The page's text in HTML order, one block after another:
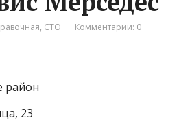
, СТО Комментарии: 0
район
23